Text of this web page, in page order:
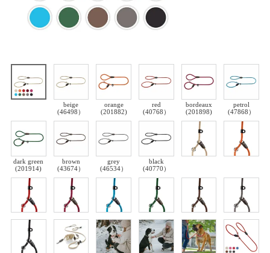
beige
(46498）
orange
(201882)
red
(40768）
bordeaux
(201898)
petrol
(47868）
dark green
(201914)
brown
(43674）
grey
(46534）
black
(40770）